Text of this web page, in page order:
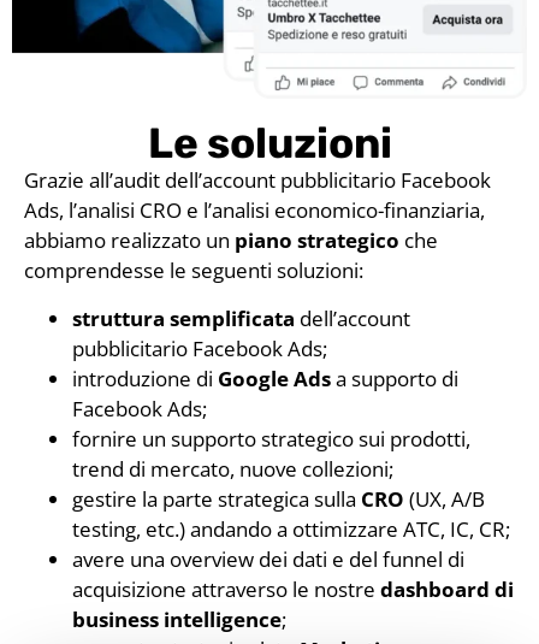
Le soluzioni
Grazie all’audit dell’account pubblicitario Facebook
Ads, l’analisi CRO e l’analisi economico-finanziaria,
abbiamo realizzato un piano strategico che
comprendesse le seguenti soluzioni:
struttura semplificata dell’account
pubblicitario Facebook Ads;
introduzione di Google Adsa supporto di
Facebook Ads;
fornire un supporto strategico sui prodotti,
trend di mercato, nuove collezioni;
gestire la parte strategica sulla CRO (UX, A/B
testing, etc.) andando a ottimizzare ATC, IC, CR;
avere una overview dei dati e del funnel di
acquisizione attraverso le nostre dashboard di
business intelligence;